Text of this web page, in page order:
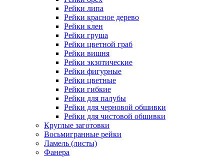
Рейки липа
Рейки красное дерево
Рейки клен
Рейки груша
Рейки цветной граб
Рейки вишня
Рейки экзотические
Рейки фигурные
Рейки цветные
Рейки гибкие
Рейки для палубы
Рейки для черновой обшивки
Рейки для чистовой обшивки
Круглые заготовки
Восьмигранные рейки
Ламель (листы)
Фанера